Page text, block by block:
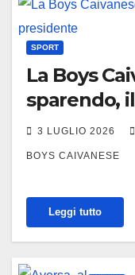
SPORT
La Boys
sparendo,
presidente
3 LUGLIO 2026
BOYS CAIVANESE
Leggi tutto